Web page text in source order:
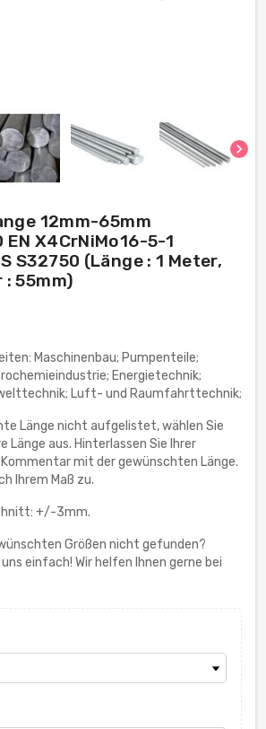
chevron_right
12mm-65mm
X4CrNiMo16-5-1
S32750 (Länge : 1 Meter,
55mm)
Maschinenbau; Pumpenteile;
Energietechnik;
Luft- und Raumfahrttechnik;
Länge nicht aufgelistet, wählen Sie
Länge aus. Hinterlassen Sie Ihrer
mit der gewünschten Länge.
Ihrem Maß zu.
+/-3mm.
Größen nicht gefunden?
einfach! Wir helfen Ihnen gerne bei